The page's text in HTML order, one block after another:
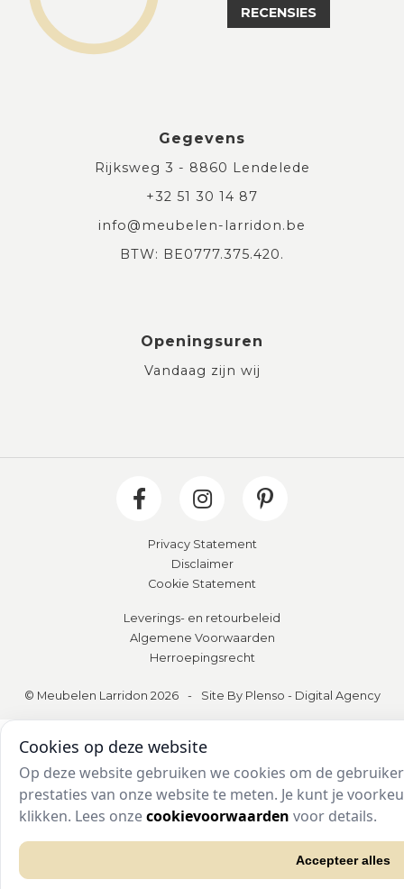
RECENSIES
Gegevens
Rijksweg 3 - 8860 Lendelede
+32 51 30 14 87
info@meubelen-larridon.be
BTW: BE0777.375.420.
Openingsuren
Vandaag zijn wij
Privacy Statement
Disclaimer
Cookie Statement
Leverings- en retourbeleid
Algemene Voorwaarden
Herroepingsrecht
© Meubelen Larridon 2026 - Site By Plenso - Digital Agency
Cookies op deze website
Op deze website gebruiken we cookies om de
prestaties van onze website te meten. Je kunt je
klikken. Lees onzecookievoorwaarden voor details.
Accepteer alles